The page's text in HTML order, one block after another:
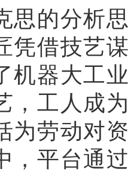
的分析思
凭借技艺
机器大工
，工人成
为劳动对
，平台通